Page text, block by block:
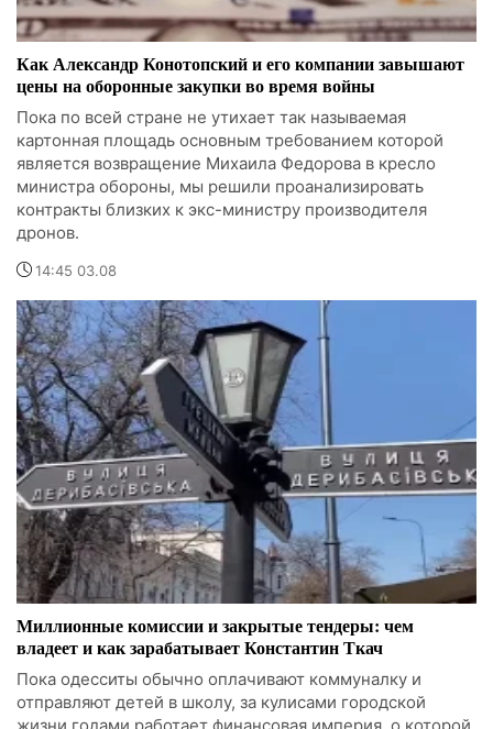
Как Александр Конотопский и его компании завышают
цены на оборонные закупки во время войны
Пока по всей стране не утихает так называемая
картонная площадь основным требованием которой
является возвращение Михаила Федорова в кресло
министра обороны, мы решили проанализировать
контракты близких к экс-министру производителя
дронов.
14:45 03.08
Миллионные комиссии и закрытые тендеры: чем
владеет и как зарабатывает Константин Ткач
Пока одесситы обычно оплачивают коммуналку и
отправляют детей в школу, за кулисами городской